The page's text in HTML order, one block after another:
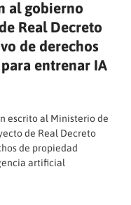
al gobierno
Real Decreto
de derechos
entrenar IA
escrito al Ministerio de
de Real Decreto
de propiedad
artificial